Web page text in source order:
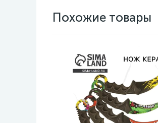
Похожие товары